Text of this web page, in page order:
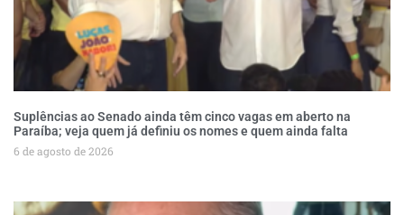
Suplências ao Senado ainda têm cinco vagas em aberto na
Paraíba; veja quem já definiu os nomes e quem ainda falta
6 de agosto de 2026